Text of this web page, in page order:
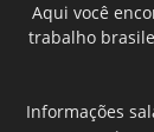
Aqui você
trabalho
Informações